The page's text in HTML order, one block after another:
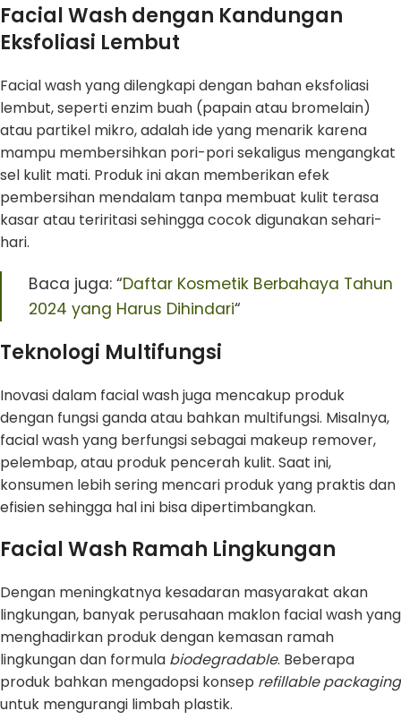
Facial Wash dengan Kandungan
Eksfoliasi Lembut
Facial wash yang dilengkapi dengan bahan eksfoliasi
lembut, seperti enzim buah (papain atau bromelain)
atau partikel mikro, adalah ide yang menarik karena
mampu membersihkan pori-pori sekaligus mengangkat
sel kulit mati. Produk ini akan memberikan efek
pembersihan mendalam tanpa membuat kulit terasa
kasar atau teriritasi sehingga cocok digunakan sehari-
hari.
Baca juga: “Daftar Kosmetik Berbahaya Tahun
2024 yang Harus Dihindari“
Teknologi Multifungsi
Inovasi dalam facial wash juga mencakup produk
dengan fungsi ganda atau bahkan multifungsi. Misalnya,
facial wash yang berfungsi sebagai makeup remover,
pelembap, atau produk pencerah kulit. Saat ini,
konsumen lebih sering mencari produk yang praktis dan
efisien sehingga hal ini bisa dipertimbangkan.
Facial Wash Ramah Lingkungan
Dengan meningkatnya kesadaran masyarakat akan
lingkungan, banyak perusahaan maklon facial wash yang
menghadirkan produk dengan kemasan ramah
lingkungan dan formula biodegradable. Beberapa
produk bahkan mengadopsi konsep refillable packaging
untuk mengurangi limbah plastik.